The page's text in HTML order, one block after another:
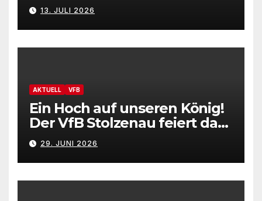
präsentiert Neuzugänge
13. JULI 2026
AKTUELL VFB
Ein Hoch auf unseren König!
Der VfB Stolzenau feiert das
Schützenfest 2026
29. JUNI 2026